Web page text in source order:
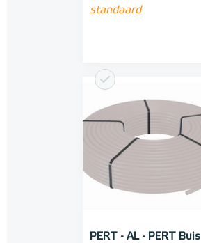
standaard
PERT - AL - PERT Buis